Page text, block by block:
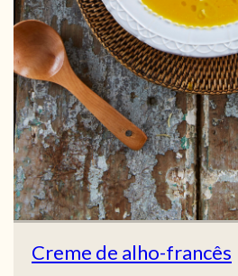
Creme de alho-francês